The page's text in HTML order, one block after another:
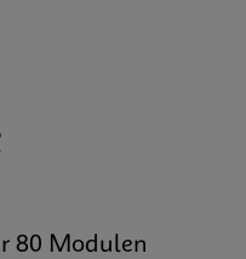
80 Modulen